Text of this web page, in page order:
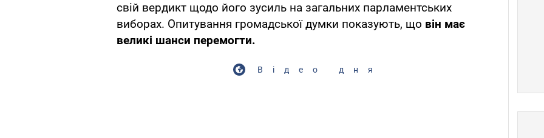
свій вердикт щодо його зусиль на загальних парламентських
виборах. Опитування громадської думки показують, що він має
великі шанси перемогти.
Відео дня